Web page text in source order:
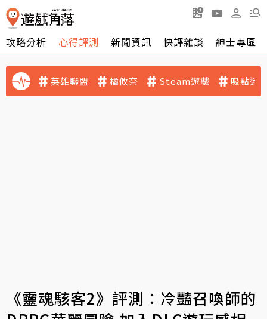
攻略分析 心得評測 新聞資訊 快評雜談 紳士專區
英雄聯盟 橘攸奈 Steam遊戲 吸點迷
《靈魂駭客2》評測：冷豔召喚師的